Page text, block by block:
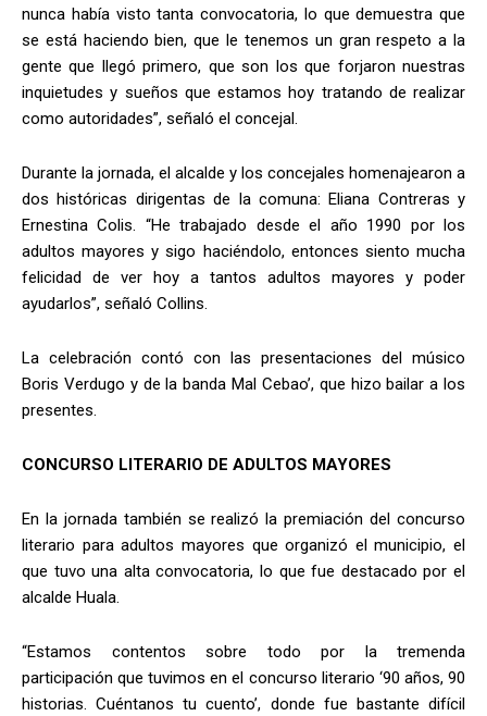
nunca había visto tanta convocatoria, lo que demuestra que
se está haciendo bien, que le tenemos un gran respeto a la
gente que llegó primero, que son los que forjaron nuestras
inquietudes y sueños que estamos hoy tratando de realizar
como autoridades”, señaló el concejal.
Durante la jornada, el alcalde y los concejales homenajearon a
dos históricas dirigentas de la comuna: Eliana Contreras y
Ernestina Colis. “He trabajado desde el año 1990 por los
adultos mayores y sigo haciéndolo, entonces siento mucha
felicidad de ver hoy a tantos adultos mayores y poder
ayudarlos”, señaló Collins.
La celebración contó con las presentaciones del músico
Boris Verdugo y de la banda Mal Cebao’, que hizo bailar a los
presentes.
CONCURSO LITERARIO DE ADULTOS MAYORES
En la jornada también se realizó la premiación del concurso
literario para adultos mayores que organizó el municipio, el
que tuvo una alta convocatoria, lo que fue destacado por el
alcalde Huala.
“Estamos contentos sobre todo por la tremenda
participación que tuvimos en el concurso literario ‘90 años, 90
historias. Cuéntanos tu cuento’, donde fue bastante difícil